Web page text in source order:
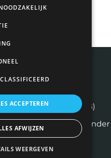
(RVB)
een huis verkopen zonder
(on)realistisch?
media recruitment.
ACCEPTEREN
AFWIJZEN
WEERGEVEN